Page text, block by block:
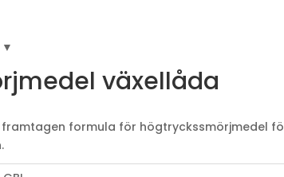
växellåda
framtagen formula för högtryckssmörjmedel